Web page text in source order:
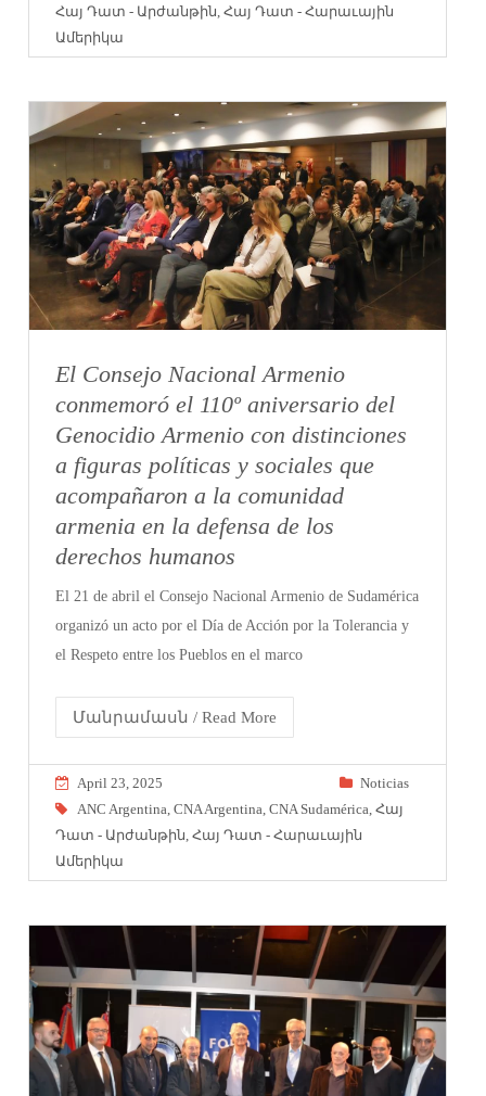
Հայ Դատ - Արժանթին,Հայ Դատ - Հարաւային
Ամերիկա
El Consejo Nacional Armenio
conmemoró el 110º aniversario del
Genocidio Armenio con distinciones
a figuras políticas y sociales que
acompañaron a la comunidad
armenia en la defensa de los
derechos humanos
El 21 de abril el Consejo Nacional Armenio de Sudamérica
organizó un acto por el Día de Acción por la Tolerancia y
el Respeto entre los Pueblos en el marco
Մանրամասն / Read More
April 23, 2025
Noticias
ANC Argentina ,CNA Argentina ,CNA Sudamérica ,Հայ
Դատ - Արժանթին ,Հայ Դատ - Հարաւային
Ամերիկա